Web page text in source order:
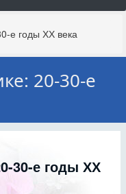
е годы ХХ века
20-30-е
30-е годы ХХ